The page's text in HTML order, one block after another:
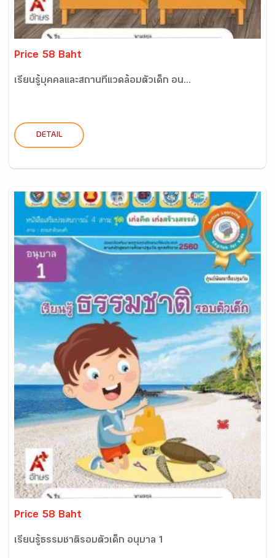
Price 58 Baht
เรียนรู้บุคคลและสถานที่แวดล้อมตัวเด็ก อน...
DETAIL
Price 58 Baht
เรียนรู้ธรรมชาติรอบตัวเด็ก อนุบาล 1